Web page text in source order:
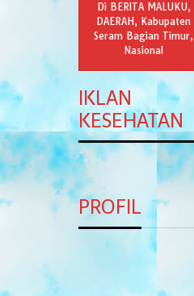
Di BERITA MALUKU,
DAERAH, Kabupaten
Seram Bagian Timur,
Nasional
IKLAN
KESEHATAN
PROFIL